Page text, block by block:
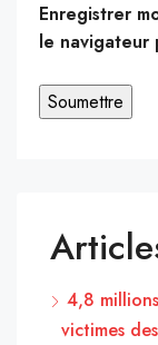
Enregistrer
le navigateur
4,8
victimes